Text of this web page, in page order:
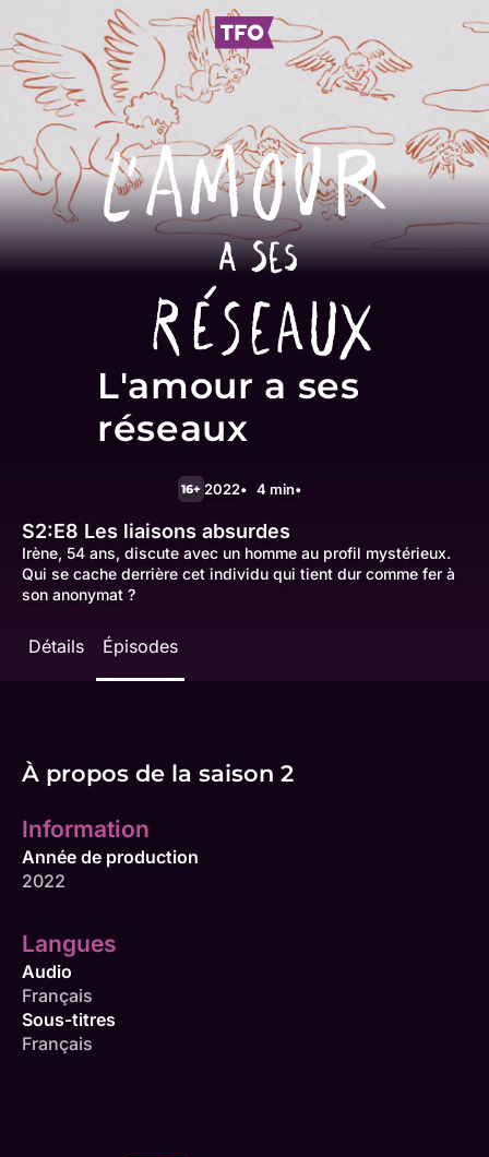
L'amour a ses
réseaux
16+ 2022 4 min
S2:E8 Les liaisons absurdes
Irène, 54 ans, discute avec un homme au profil mystérieux.
Qui se cache derrière cet individu qui tient dur comme fer à
son anonymat ?
Détails Épisodes
À propos de la saison 2
Information
Année de production
2022
Langues
Audio
Français
Sous-titres
Français